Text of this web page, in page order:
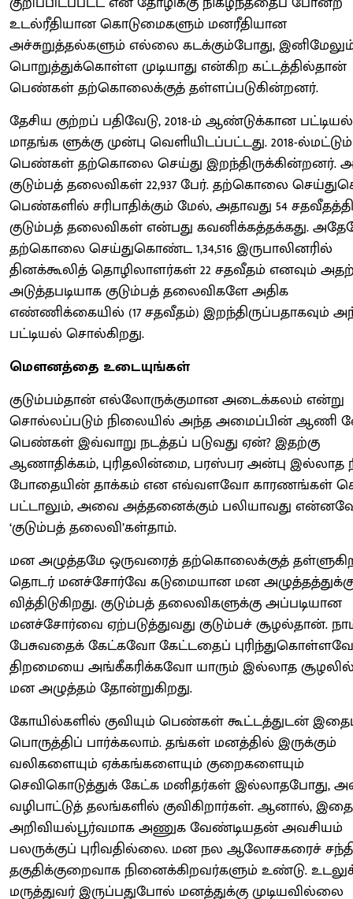
உடல்ரீதியான கொடுமைகளும் மனரீதியான
அச்சுறுத்தல்களும் எல்லை கடக்கும்போது,
பொறுத்துக்கொள்ள முடியாது என்கிற கட்டத்தில்தான்
பெண்கள் தற்கொலைக்குத் தள்ளப்படுகின்றனர்.
தேசிய குற்றப் பதிவேடு, 2018-ம் ஆண்டுக்கான
மாதங்க ளுக்கு முன்பு வெளியிடப்பட்டது. 2018-ல்மட்டும்
பெண்கள் தற்கொலை செய்து இறந்திருக்கின்றனர்.
குடும்பத் தலைவிகள் 22,937 பேர். தற்கொலை
பெண்களில் சரிபாதிக்கும் மேல், அதாவது 54
குடும்பத் தலைவிகள் என்பது கவனிக்கத்தக்கது.
தற்கொலை செய்துகொண்ட 1,34,516 இருபாலினரில்
தினக்கூலித் தொழிலாளர்கள் 22 சதவீதம் எனவும்
அடுத்தபடியாக குடும்பத் தலைவிகளே அதிக
எண்ணிக்கையில் (17 சதவீதம்) இறந்திருப்பதாகவும்
பட்டியல் சொல்கிறது.
மௌனத்தை உடையுங்கள்
குடும்பம்தான் எல்லோருக்குமான அடைக்கலம் என்று
சொல்லப்படும் நிலையில் அந்த அமைப்பின் ஆணி
பெண்கள் இவ்வாறு நடத்தப் படுவது ஏன்? இதற்கு
ஆணாதிக்கம், புரிதலின்மை, பரஸ்பர அன்பு இல்லாத
போதையின் தாக்கம் என எவ்வளவோ காரணங்கள்
பட்டாலும், அவை அத்தனைக்கும் பலியாவது
‘குடும்பத் தலைவி’கள்தாம்.
மன அழுத்தமே ஒருவரைத் தற்கொலைக்குத்
தொடர் மனச்சோர்வே கடுமையான மன
வித்திடுகிறது. குடும்பத் தலைவிகளுக்கு அப்படியான
மனச்சோர்வை ஏற்படுத்துவது குடும்பச் சூழல்தான்.
பேசுவதைக் கேட்கவோ கேட்டதைப்
திறமையை அங்கீகரிக்கவோ யாரும் இல்லாத
மன அழுத்தம் தோன்றுகிறது.
கோயில்களில் குவியும் பெண்கள் கூட்டத்துடன்
பொருத்திப் பார்க்கலாம். தங்கள் மனத்தில் இருக்கும்
வலிகளையும் ஏக்கங்களையும் குறைகளையும்
செவிகொடுத்துக் கேட்க மனிதர்கள் இல்லாதபோது,
வழிபாட்டுத் தலங்களில் குவிகிறார்கள். ஆனால், இதை
அறிவியல்பூர்வமாக அணுக வேண்டியதன் அவசியம்
பலருக்குப் புரிவதில்லை. மன நல ஆலோசகரைச்
தகுதிக்குறைவாக நினைக்கிறவர்களும் உண்டு.
மருத்துவர் இருப்பதுபோல் மனத்துக்கு முடியவில்லை